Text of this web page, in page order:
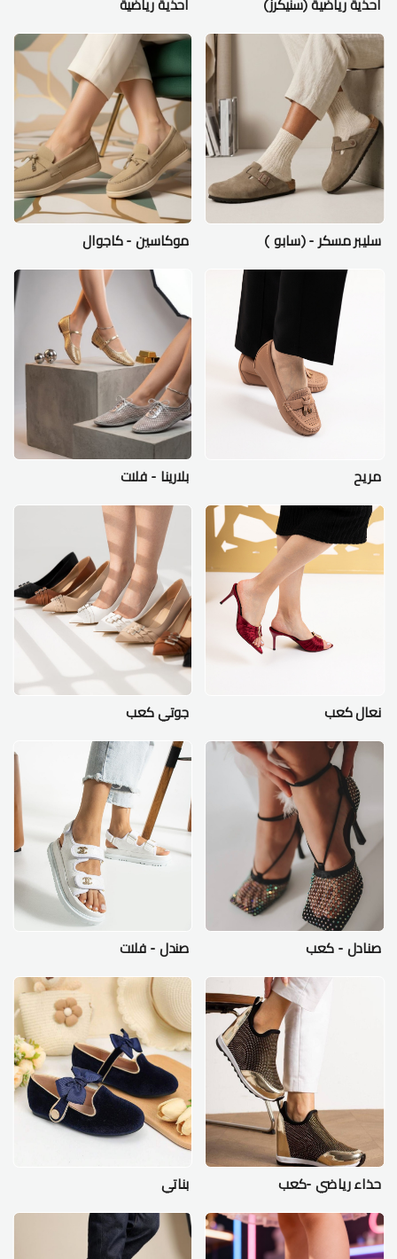
احذية رياضية (سنيكرز) احذية رياضية
سليبر مسكر - (سابو ) موكاسين - كاجوال
مريح بلارينا - فلات
نعال كعب جوتي كعب
صنادل - كعب صندل - فلات
حذاء رياضي -كعب بناتي